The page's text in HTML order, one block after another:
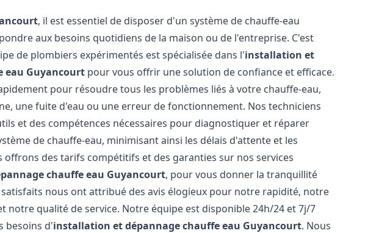
, il est essentiel de disposer d'un système de chauffe-eau
aux besoins quotidiens de la maison ou de l'entreprise. C'est
de plombiers expérimentés est spécialisée dans l'installation et
eau Guyancourt pour vous offrir une solution de confiance et efficace.
pour résoudre tous les problèmes liés à votre chauffe-eau,
une fuite d'eau ou une erreur de fonctionnement. Nos techniciens
et des compétences nécessaires pour diagnostiquer et réparer
de chauffe-eau, minimisant ainsi les délais d'attente et les
des tarifs compétitifs et des garanties sur nos services
chauffe eau Guyancourt, pour vous donner la tranquillité
nous ont attribué des avis élogieux pour notre rapidité, notre
notre qualité de service. Notre équipe est disponible 24h/24 et 7j/7
besoins d'installation et dépannage chauffe eau Guyancourt. Nous